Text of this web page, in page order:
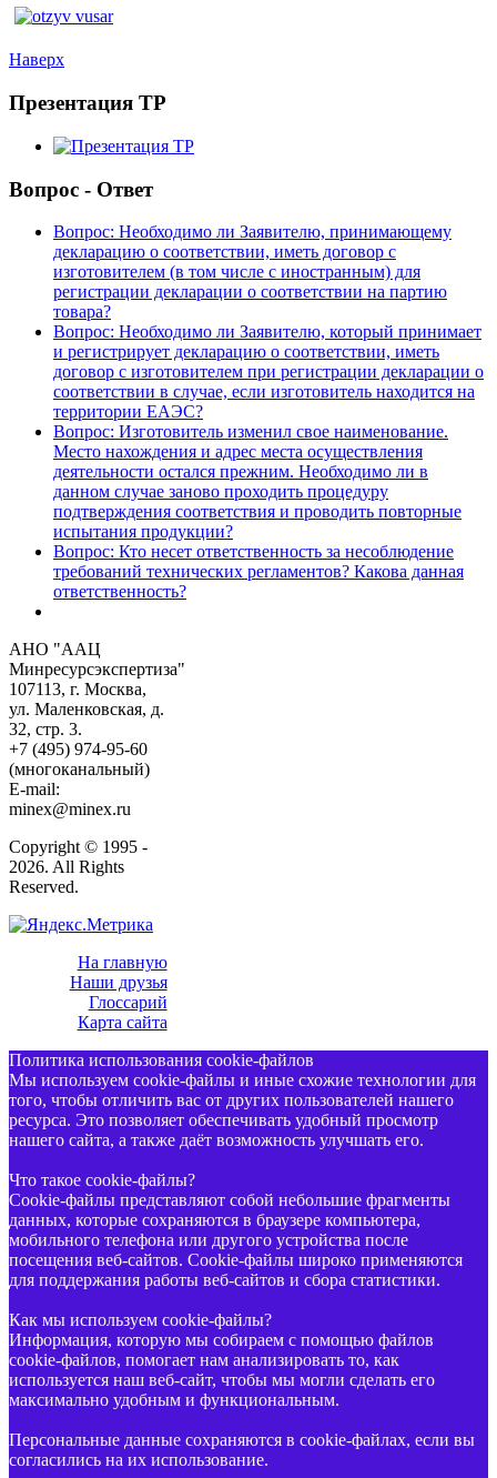
Наверх
Презентация ТР
Вопрос - Ответ
Вопрос: Необходимо ли Заявителю, принимающему
декларацию о соответствии, иметь договор с
изготовителем (в том числе с иностранным) для
регистрации декларации о соответствии на партию
товара?
Вопрос: Необходимо ли Заявителю, который принимает
и регистрирует декларацию о соответствии, иметь
договор с изготовителем при регистрации декларации о
соответствии в случае, если изготовитель находится на
территории ЕАЭС?
Вопрос: Изготовитель изменил свое наименование.
Место нахождения и адрес места осуществления
деятельности остался прежним. Необходимо ли в
данном случае заново проходить процедуру
подтверждения соответствия и проводить повторные
испытания продукции?
Вопрос: Кто несет ответственность за несоблюдение
требований технических регламентов? Какова данная
ответственность?
АНО "ААЦ
Минресурсэкспертиза"
107113, г. Москва,
ул. Маленковская, д.
32, стр. 3.
+7 (495) 974-95-60
(многоканальный)
E-mail:
minex@minex.ru
Copyright © 1995 -
2026. All Rights
Reserved.
На главную
Наши друзья
Глоссарий
Карта сайта
Политика использования cookie-файлов
Мы используем cookie-файлы и иные схожие технологии для
того, чтобы отличить вас от других пользователей нашего
ресурса. Это позволяет обеспечивать удобный просмотр
нашего сайта, а также даёт возможность улучшать его.
Что такое cookie-файлы?
Cookie-файлы представляют собой небольшие фрагменты
данных, которые сохраняются в браузере компьютера,
мобильного телефона или другого устройства после
посещения веб-сайтов. Cookie-файлы широко применяются
для поддержания работы веб-сайтов и сбора статистики.
Как мы используем cookie-файлы?
Информация, которую мы собираем с помощью файлов
cookie-файлов, помогает нам анализировать то, как
используется наш веб-сайт, чтобы мы могли сделать его
максимально удобным и функциональным.
Персональные данные сохраняются в cookie-файлах, если вы
согласились на их использование.